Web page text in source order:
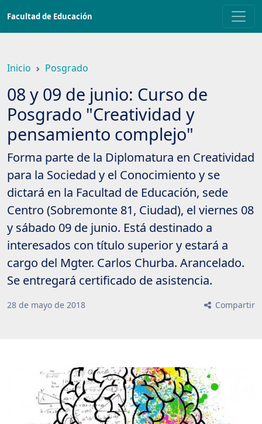
contenido
Facultad de Educación
Inicio Posgrado
08 y 09 de junio: Curso de
Posgrado "Creatividad y
pensamiento complejo"
Forma parte de la Diplomatura en Creatividad
para la Sociedad y el Conocimiento y se
dictará en la Facultad de Educación, sede
Centro (Sobremonte 81, Ciudad), el viernes 08
y sábado 09 de junio. Está destinado a
interesados con título superior y estará a
cargo del Mgter. Carlos Churba. Arancelado.
Se entregará certificado de asistencia.
28 de mayo de 2018 Compartir